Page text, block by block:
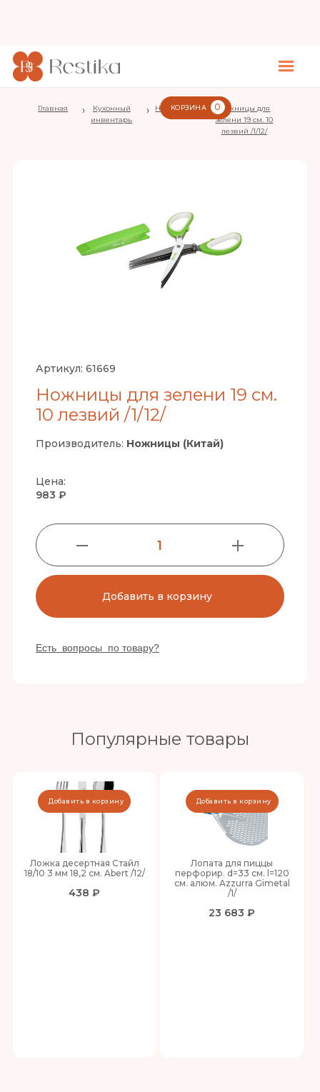
КОРЗИНА 0
Главная ›
Кухонный
инвентарь
› Ножницы
Ножницы для
зелени 19 см. 10
лезвий /1/12/
Артикул: 61669
Ножницы для зелени 19 см.
10 лезвий /1/12/
Производитель: Ножницы (Китай)
Цена:
983 ₽
1
Добавить в корзину
Есть вопросы по товару?
Популярные товары
Ложка десертная Стайл
18/10 3 мм 18,2 см. Abert /12/
438 ₽
Добавить в корзину
Лопата для пиццы
перфорир. d=33 см. l=120
см. алюм. Azzurra Gimetal
/1/
23 683 ₽
Добавить в корзину